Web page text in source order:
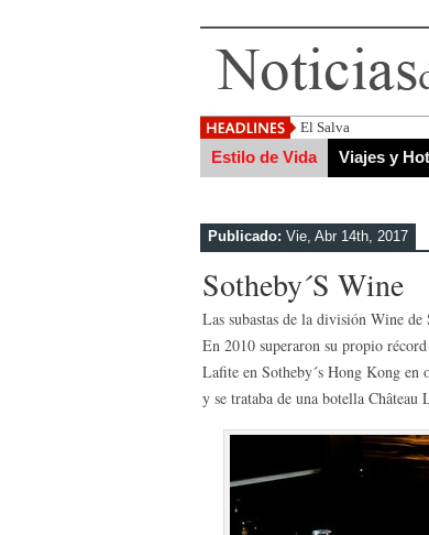
El Salvador, uno de
Estilo de Vida Viajes y
Publicado: Vie, Abr 14th, 2017
Sotheby´s Wine
Las subastas de la división Wine
En 2010 superaron su propio
Lafite en Sotheby´s Hong Kong en
y se trataba de una botella